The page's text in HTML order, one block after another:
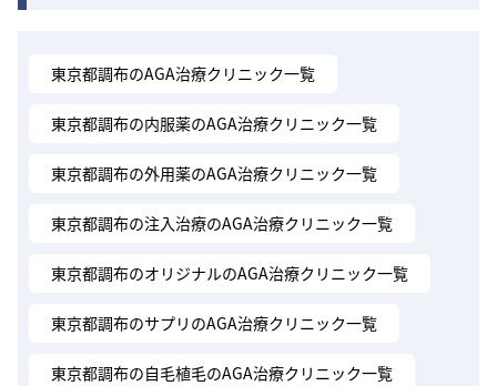
東京都調布のAGA治療クリニック一覧
東京都調布の内服薬のAGA治療クリニック一覧
東京都調布の外用薬のAGA治療クリニック一覧
東京都調布の注入治療のAGA治療クリニック一覧
東京都調布のオリジナルのAGA治療クリニック一覧
東京都調布のサプリのAGA治療クリニック一覧
東京都調布の自毛植毛のAGA治療クリニック一覧